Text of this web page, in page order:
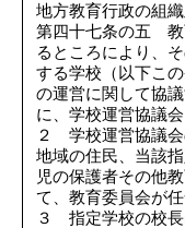
地方教育行政の組
第四十七条の五 教
るところにより、
する学校（以下こ
の運営に関して協
に、学校運営協議
２ 学校運営協議会
地域の住民、当該
児の保護者その他
て、教育委員会が任
３ 指定学校の校長